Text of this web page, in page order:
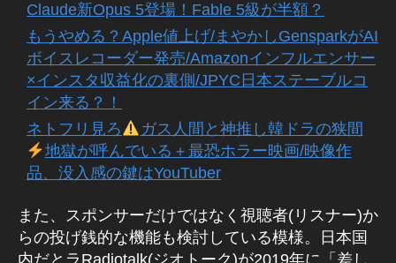
Claude新Opus 5登場！Fable 5級が半額？
もうやめる？Apple値上げ/まやかしGensparkがAI
ボイスレコーダー発売/Amazonインフルエンサー
×インスタ収益化の裏側/JPYC日本ステーブルコ
イン来る？！
ネトフリ見ろ
ガス人間と神推し韓ドラの狭間
地獄が呼んでいる＋最恐ホラー映画/映像作
品、没入感の鍵はYouTuber
また、スポンサーだけではなく視聴者(リスナー)か
らの投げ銭的な機能も検討している模様。日本国
内だとラRadiotalk(ジオトーク)が2019年に「差し
p
oti
fy
カ
ラ
オ
ケ
機
能
p
oti